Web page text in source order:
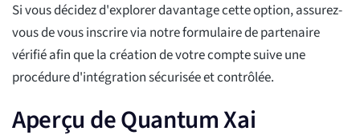
Si vous décidez d'explorer davantage cette option, assurez-
vous de vous inscrire via notre formulaire de partenaire
vérifié afin que la création de votre compte suive une
procédure d'intégration sécurisée et contrôlée.
Aperçu de Quantum Xai